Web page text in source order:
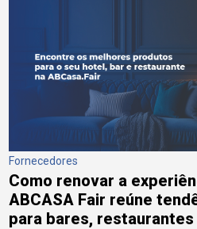
Fornecedores
Como renovar a
ABCASA Fair reúne
para bares,